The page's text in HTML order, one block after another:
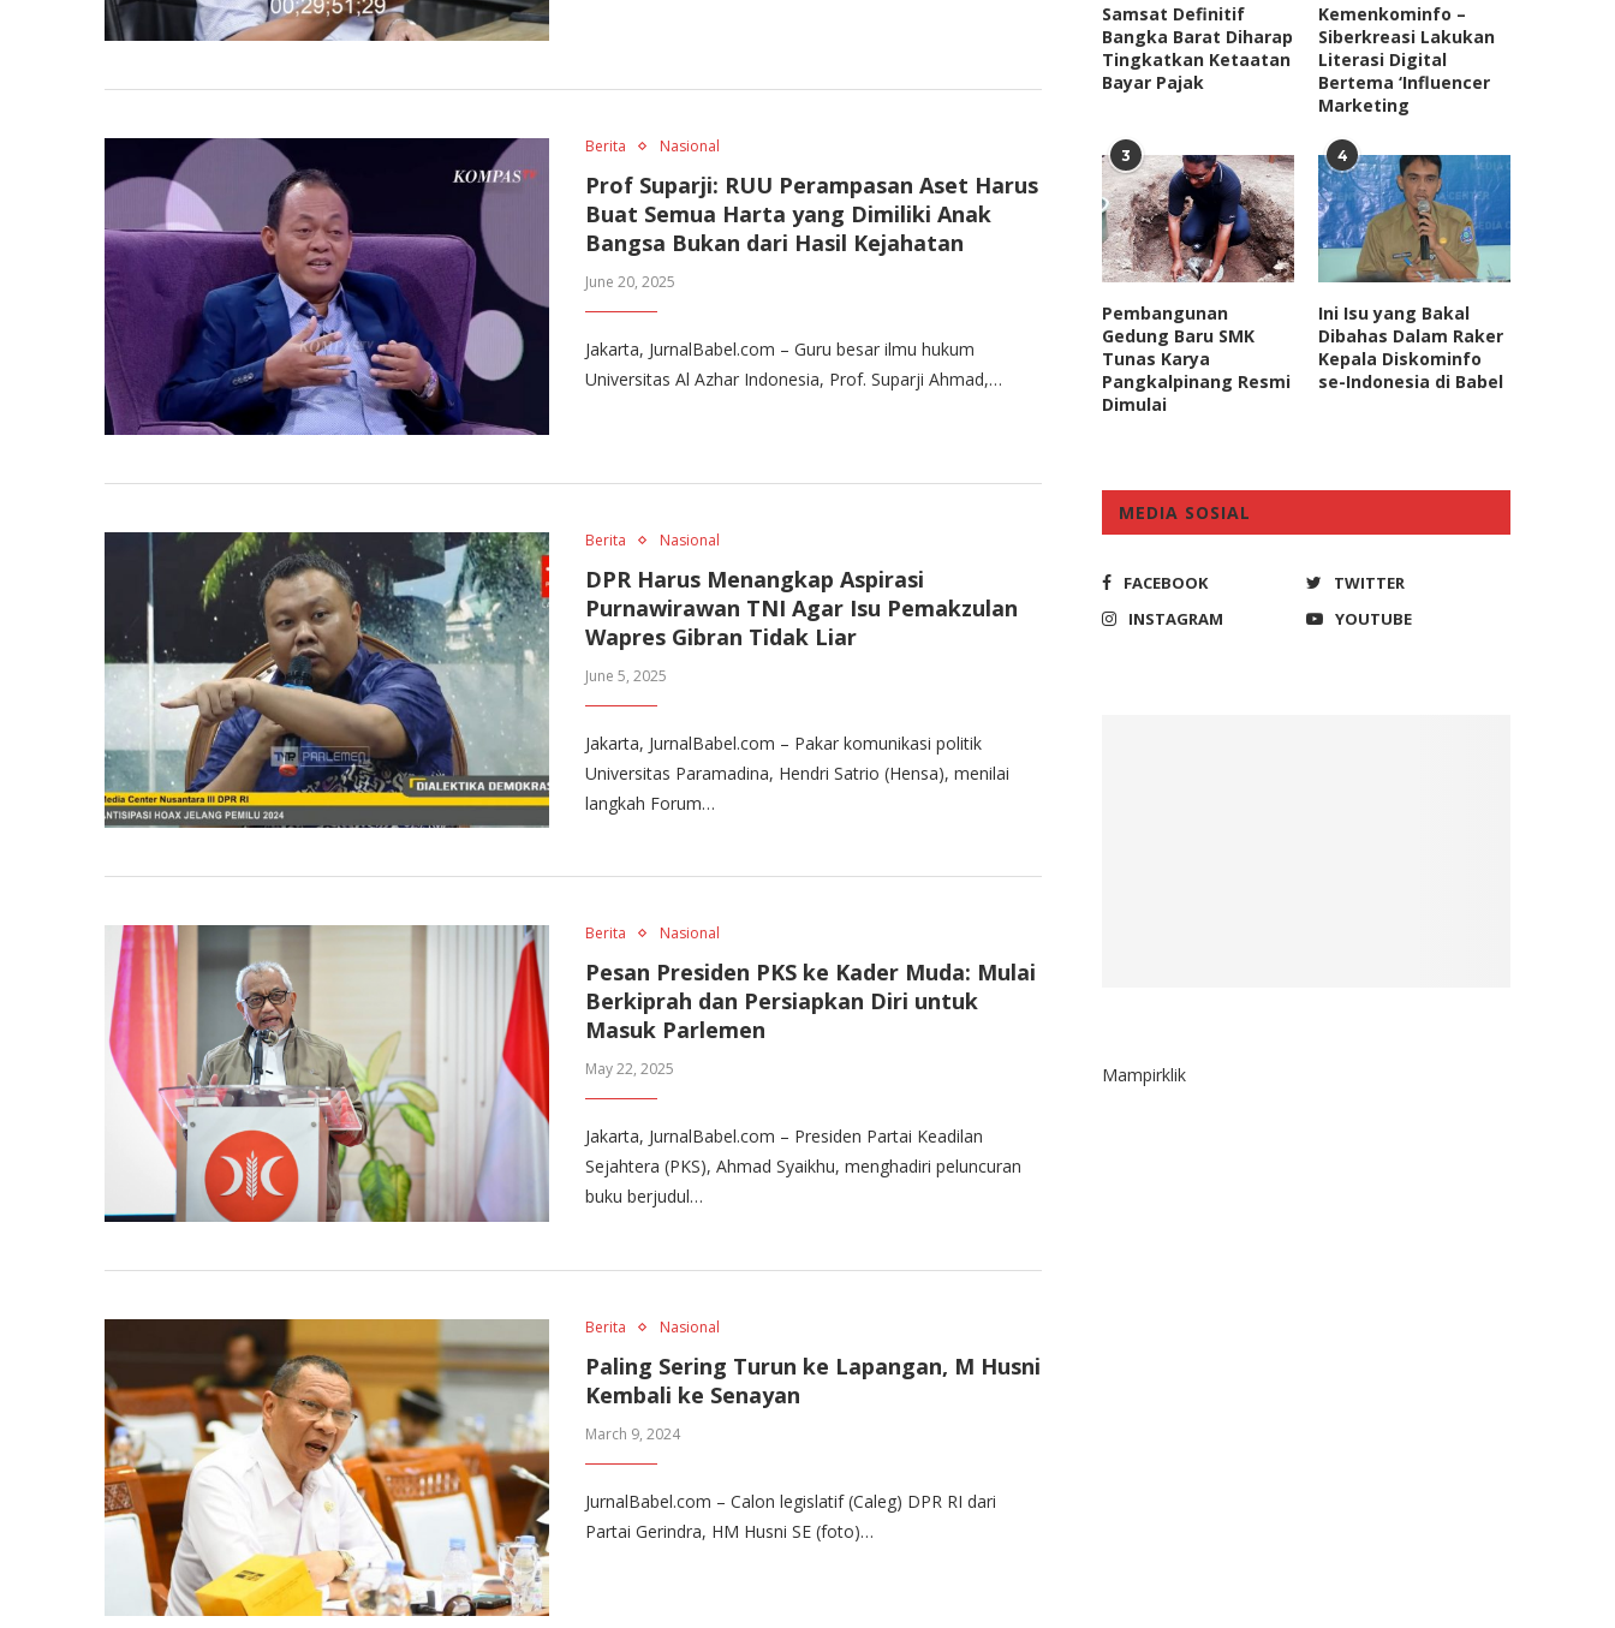
Berita Nasional
Prof Suparji: RUU Perampasan Aset Harus
Buat Semua Harta yang Dimiliki Anak
Bangsa Bukan dari Hasil Kejahatan
June 20, 2025
Jakarta, JurnalBabel.com – Guru besar ilmu hukum
Universitas Al Azhar Indonesia, Prof. Suparji Ahmad,…
Berita Nasional
DPR Harus Menangkap Aspirasi
Purnawirawan TNI Agar Isu Pemakzulan
Wapres Gibran Tidak Liar
June 5, 2025
Jakarta, JurnalBabel.com – Pakar komunikasi politik
Universitas Paramadina, Hendri Satrio (Hensa), menilai
langkah Forum…
Berita Nasional
Pesan Presiden PKS ke Kader Muda: Mulai
Berkiprah dan Persiapkan Diri untuk
Masuk Parlemen
May 22, 2025
Jakarta, JurnalBabel.com – Presiden Partai Keadilan
Sejahtera (PKS), Ahmad Syaikhu, menghadiri peluncuran
buku berjudul…
Berita Nasional
Paling Sering Turun ke Lapangan, M Husni
Kembali ke Senayan
March 9, 2024
JurnalBabel.com – Calon legislatif (Caleg) DPR RI dari
Partai Gerindra, HM Husni SE (foto)…
Samsat Definitif
Bangka Barat Diharap
Tingkatkan Ketaatan
Bayar Pajak
Kemenkominfo –
Siberkreasi Lakukan
Literasi Digital
Bertema ‘Influencer
Marketing
3
Pembangunan
Gedung Baru SMK
Tunas Karya
Pangkalpinang Resmi
Dimulai
4
Ini Isu yang Bakal
Dibahas Dalam Raker
Kepala Diskominfo
se-Indonesia di Babel
MEDIA SOSIAL
FACEBOOK
TWITTER
INSTAGRAM
YOUTUBE
Mampirklik